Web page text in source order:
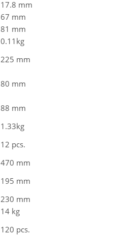
17.8 mm
67 mm
81 mm
0.11kg
225 mm
80 mm
88 mm
1.33kg
12 pcs.
470 mm
195 mm
230 mm
14 kg
120 pcs.